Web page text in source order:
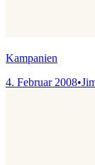
Kampanien
4. Februar 2008•